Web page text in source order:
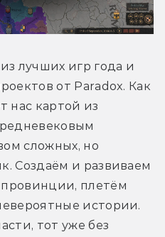
лучших игр года и
от Paradox. Как
нас картой из
сложных, но
Создаём и развиваем
плетём
истории.
тот уже без